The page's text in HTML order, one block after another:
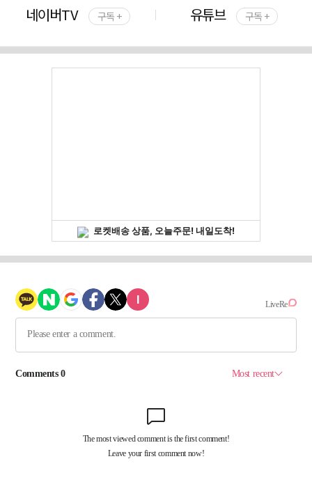
네이버TV 구독 + 유튜브 구독 +